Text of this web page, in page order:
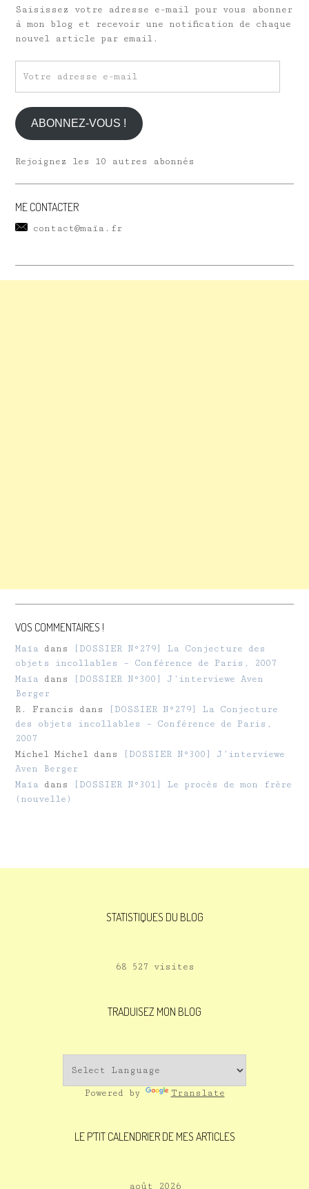
Saisissez votre adresse e-mail pour vous abonner
à mon blog et recevoir une notification de chaque
nouvel article par email.
adresse
e-
mail
ABONNEZ-VOUS !
Rejoignez les 10 autres abonnés
ME CONTACTER
contact@maïa.fr
VOS COMMENTAIRES !
Maïa dans
[DOSSIER N°279] La Conjecture des
objets incollables – Conférence de Paris, 2007
Maïa dans
[DOSSIER N°300] J’interviewe Aven
Berger
R. Francis
dans
[DOSSIER N°279] La Conjecture
des objets incollables – Conférence de Paris,
2007
Michel Michel dans
[DOSSIER N°300] J’interviewe
Aven Berger
Maïa dans
[DOSSIER N°301] Le procès de mon frère
(nouvelle)
STATISTIQUES DU BLOG
68 527 visites
TRADUISEZ MON BLOG
Powered by Translate
LE P’TIT CALENDRIER DE MES ARTICLES
août 2026